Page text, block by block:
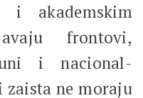
i akademskim
frontovi,
i nacional-
ne moraju